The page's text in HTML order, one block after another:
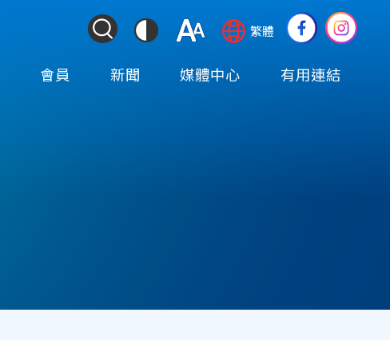
ColorContrast
Font
Language
switcher
繁體
Social
Media
(TOP)
會員 新聞 媒體中心 有用連結